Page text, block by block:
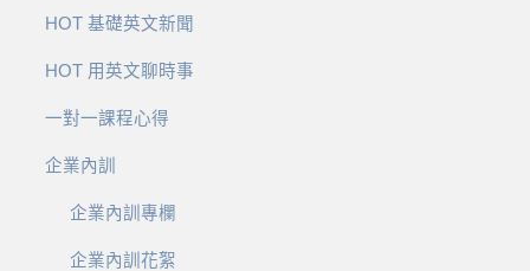
HOT 基礎英文新聞
HOT 用英文聊時事
一對一課程心得
企業內訓
企業內訓專欄
企業內訓花絮